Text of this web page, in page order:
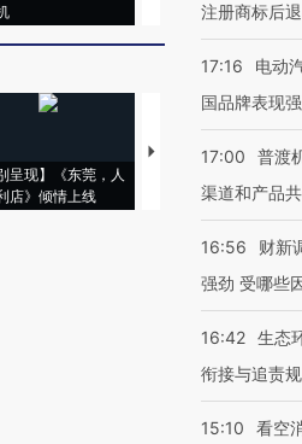
呈现】《东莞，人
店》倾情上线
【推广】走进第四届链
注册商标后
17:16
电动
国品牌表现
17:00
普渡
渠道和产品
16:56
财新
强劲 受哪些
16:42 生态
衔接与追责
15:10 看空